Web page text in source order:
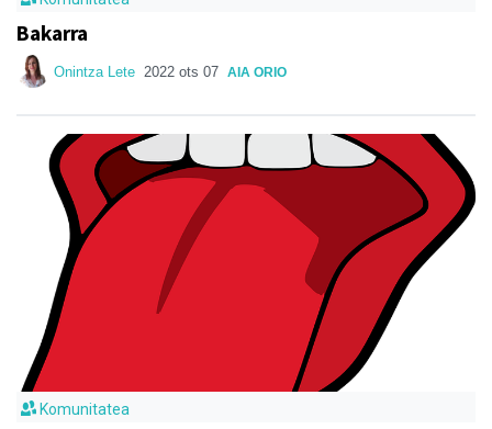
Bakarra
Onintza Lete 2022 ots 07 AIA ORIO
Komunitatea